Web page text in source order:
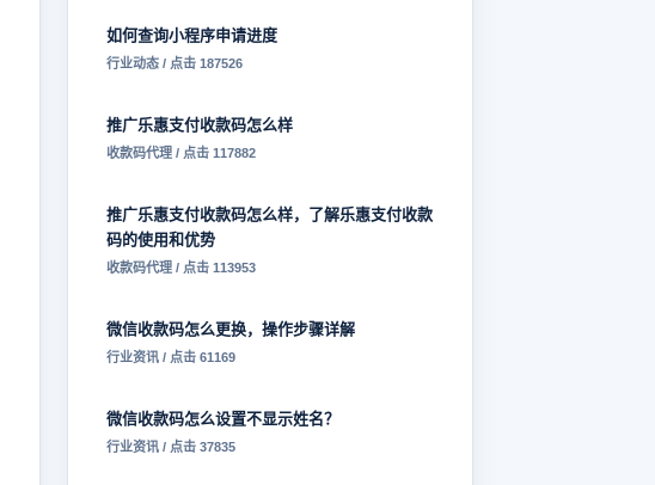
如何查询小程序申请进度
行业动态 / 点击 187526
推广乐惠支付收款码怎么样
收款码代理 / 点击 117882
推广乐惠支付收款码怎么样，了解乐惠支付收款
码的使用和优势
收款码代理 / 点击 113953
微信收款码怎么更换，操作步骤详解
行业资讯 / 点击 61169
微信收款码怎么设置不显示姓名？
行业资讯 / 点击 37835